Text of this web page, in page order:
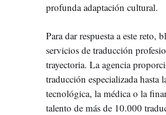
profunda adaptación cultural.
Para dar respuesta a este
servicios de traducción
trayectoria. La agencia
traducción especializada hasta
tecnológica, la médica o la
talento de más de 10.000